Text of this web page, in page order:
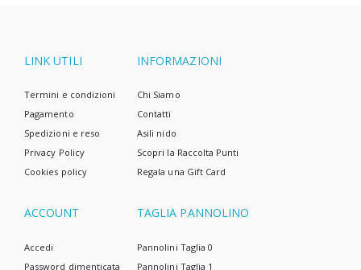
LINK UTILI
Termini e condizioni
Pagamento
Spedizioni e reso
Privacy Policy
Cookies policy
INFORMAZIONI
Chi Siamo
Contatti
Asili nido
Scopri la Raccolta Punti
Regala una Gift Card
ACCOUNT
Accedi
Password dimenticata
TAGLIA PANNOLINO
Pannolini Taglia 0
Pannolini Taglia 1